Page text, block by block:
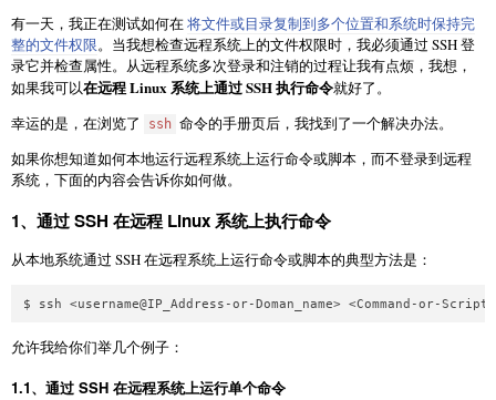
有一天，我正在测试如何在将文件或目录复制到多个位置和系统时保持完
整的文件权限。当我想检查远程系统上的文件权限时，我必须通过 SSH 登
录它并检查属性。从远程系统多次登录和注销的过程让我有点烦，我想，
如果我可以在远程 Linux 系统上通过 SSH 执行命令就好了。
幸运的是，在浏览了
ssh 命令的手册页后，我找到了一个解决办法。
如果你想知道如何本地运行远程系统上运行命令或脚本，而不登录到远程
系统，下面的内容会告诉你如何做。
1、通过 SSH 在远程 Linux 系统上执行命令
从本地系统通过 SSH 在远程系统上运行命令或脚本的典型方法是：
允许我给你们举几个例子：
1.1、通过 SSH 在远程系统上运行单个命令